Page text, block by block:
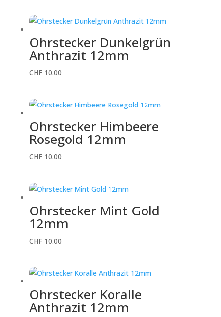
Ohrstecker Dunkelgrün
Anthrazit 12mm
CHF10.00
Ohrstecker Himbeere
Rosegold 12mm
CHF10.00
Ohrstecker Mint Gold
12mm
CHF10.00
Ohrstecker Koralle
Anthrazit 12mm